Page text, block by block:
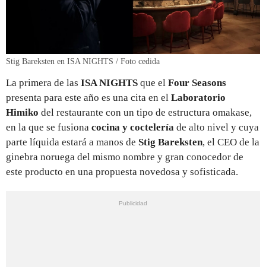
Stig Bareksten en ISA NIGHTS / Foto cedida
La primera de las ISA NIGHTS que el Four Seasons
presenta para este año es una cita en el Laboratorio
Himiko del restaurante con un tipo de estructura omakase,
en la que se fusiona cocina y coctelería de alto nivel y cuya
parte líquida estará a manos de Stig Bareksten, el CEO de la
ginebra noruega del mismo nombre y gran conocedor de
este producto en una propuesta novedosa y sofisticada.